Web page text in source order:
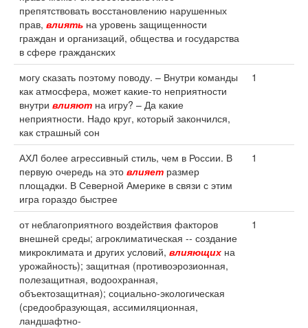
препятствовать восстановлению нарушенных
прав, влиять на уровень защищенности
граждан и организаций, общества и государства
в сфере гражданских
могу сказать поэтому поводу. – Внутри команды
как атмосфера, может какие-то неприятности
внутри влияют на игру? – Да какие
неприятности. Надо круг, который закончился,
как страшный сон
1
АХЛ более агрессивный стиль, чем в России. В
первую очередь на это влияет размер
площадки. В Северной Америке в связи с этим
игра гораздо быстрее
1
от неблагоприятного воздействия факторов
внешней среды; агроклиматическая -- создание
микроклимата и других условий, влияющих на
урожайность); защитная (противоэрозионная,
полезащитная, водоохранная,
объектозащитная); социально-экологическая
(средообразующая, ассимиляционная,
ландшафтно-
1